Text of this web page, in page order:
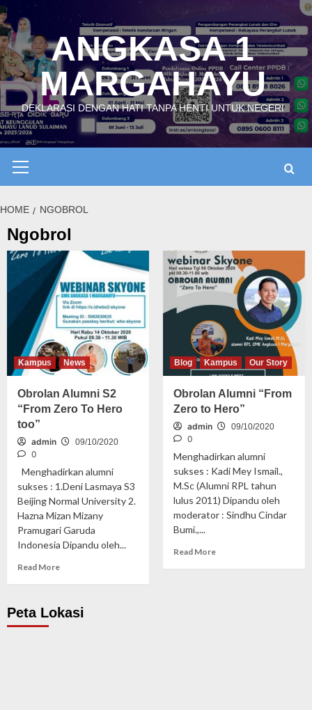
Skip
to
content ANGKASA 1
MARGAHAYU
DEKLARASI DENGAN HATI TANPA HENTI UNTUK NEGERI
Menu
HOME NGOBROL
Ngobrol
Kampus News
Obrolan Alumni S2
“From Zero To Hero
too”
admin 09/10/2020
0
Menghadirkan alumni
sukses : 1.Deni Lasmaya S3
Beijing Normal University 2.
Hazna Mizan Mizany
Pramugari Garuda
Indonesia Dipandu oleh...
Read More
Blog Kampus Our Story
Obrolan Alumni “From
Zero to Hero”
admin 09/10/2020
0
Menghadirkan alumni
sukses : Kadi Mey Ismail.,
M.Sc (Alumni RPL tahun
lulus 2011) Dipandu oleh
moderator : Sindhu Cindar
Bumi.,...
Read More
Peta Lokasi